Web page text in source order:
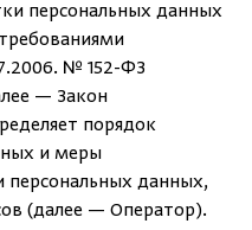
персональных данных
№ 152-ФЗ
— Закон
порядок
и меры
персональных данных,
(далее — Оператор).